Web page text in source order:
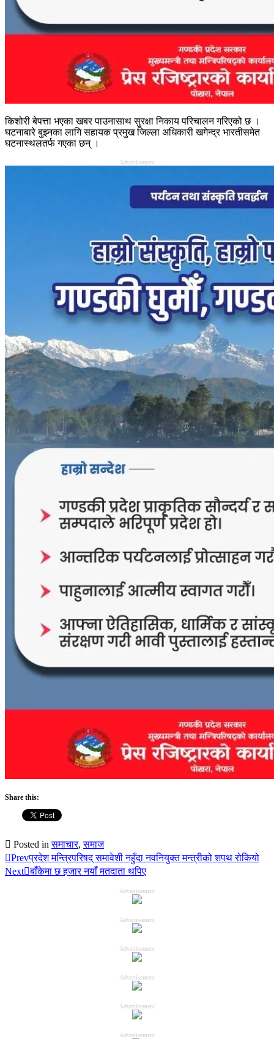
किशोरी बेपत्ता भएका खबर पाउनासाथ सुरक्षा निकाय परिचालन गरिएको छ ।
घटनाबारे बुझ्नका लागि सहायक प्रमुख जिल्ला अधिकारी खगेन्द्र भारतीसमेत
घटनास्थलतर्फ गएका छन् ।
Advertisement
Share this:
Posted inसमाचार,समाज
Prevप्रदेश मन्त्रिपरिषद् समावेशी नहुँदा नवनियुक्त मन्त्रीको शपथ रोकियो
Next बाँकेमा छ हजार नयाँ मतदाता थपिए
Advertisement
Advertisement
Advertisement
Advertisement
Advertisement
Advertisement